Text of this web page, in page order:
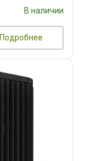
В наличии
Подробнее